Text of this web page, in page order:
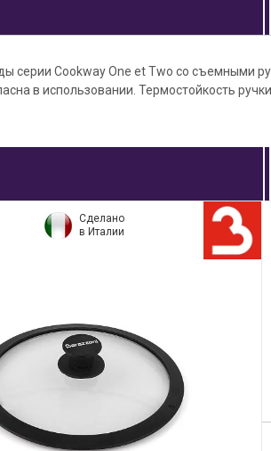
серии Cookway One et Two со съемными
в использовании. Термостойкость ручки
Сделано
в Италии